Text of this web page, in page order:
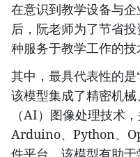
在意识到教学设备与
后，阮老师为了节省
种服务于教学工作的技
其中，最具代表性的是
该模型集成了精密机
（AI）图像处理技术
Arduino、Python、
件平台。该模型有助